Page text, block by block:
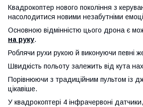
Квадрокоптер нового покоління з
насолодитися новими незабутніми
Основною відмінністю цього дрона є
на руку.
Роблячи рухи рукою й виконуючи певні
Швидкість польоту залежить від кута
Порівнюючи з традиційним пультом із
цікавіше.
У квадрокоптері 4 інфрачервоні